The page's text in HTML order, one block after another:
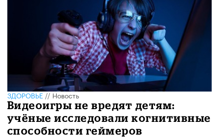
ЗДОРОВЬЕ//Новость
Видеоигры не вредят детям:
учёные исследовали когнитивные
способности геймеров